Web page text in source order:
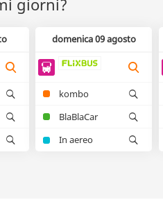
giorni?
domenica 09 agosto
kombo
BlaBlaCar
In aereo